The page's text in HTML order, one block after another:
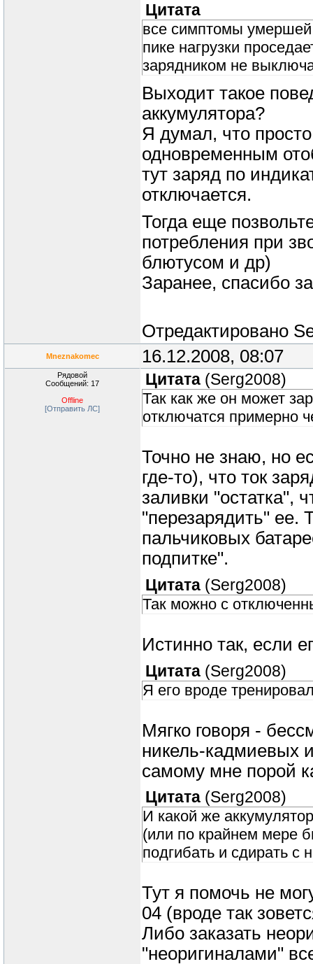
Цитата
все симптомы
пике нагрузки
зарядником не
Выходит такое
аккумулятора?
Я думал, что
одновременным
тут заряд по
отключается.
Тогда еще
потребления при
блютусом и др)
Заранее, спасибо
Отредактировано
Mneznakomec 16.12.2008, 08:07
Рядовой
Сообщений: 17
Offline
[Отправить ЛС]
Цитата (Serg2008)
Так как же он может
отключатся примерно
Точно не знаю, но
где-то), что ток
заливки "остатка",
"перезарядить" ее.
пальчиковых
подпитке".
Цитата (Serg2008)
Так можно с
Истинно так, если
Цитата (Serg2008)
Я его вроде
Мягко говоря -
никель-кадмиевых
самому мне порой
Цитата (Serg2008)
И какой же
(или по крайнем мере
подгибать и сдирать
Тут я помочь не
04 (вроде так
Либо заказать
"неоригиналами"